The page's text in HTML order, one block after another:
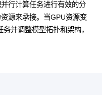
行计算任务进行有效的分
源来承接。当GPU资源变
并调整模型拓扑和架构，